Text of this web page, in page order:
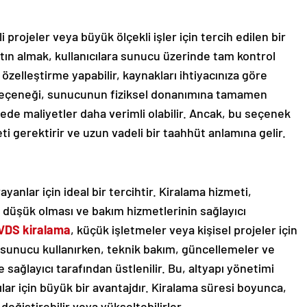
projeler veya büyük ölçekli işler için tercih edilen bir
almak, kullanıcılara sunucu üzerinde tam kontrol
yapabilir, kaynakları ihtiyacınıza göre
sunucunun fiziksel donanımına tamamen
maliyetler daha verimli olabilir. Ancak, bu seçenek
gerektirir ve uzun vadeli bir taahhüt anlamına gelir.
için ideal bir tercihtir. Kiralama hizmeti,
olması ve bakım hizmetlerinin sağlayıcı
kiralama, küçük işletmeler veya kişisel projeler için
kullanırken, teknik bakım, güncellemeler ve
tarafından üstlenilir. Bu, altyapı yönetimi
için büyük bir avantajdır. Kiralama süresi boyunca,